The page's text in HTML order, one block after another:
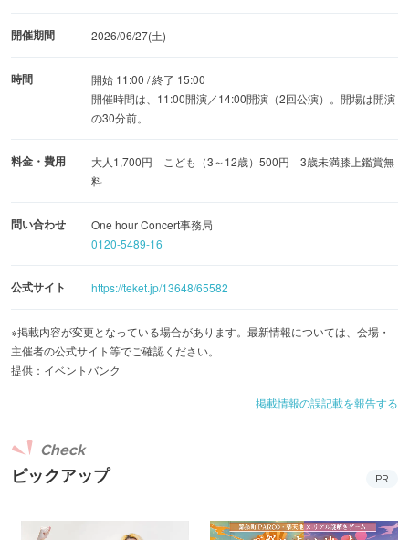
開催期間 2026/06/27(土)
時間
開始 11:00 / 終了 15:00
開催時間は、11:00開演／14:00開演（2回公演）。開場は開演
の30分前。
料金・費用
大人1,700円 こども（3～12歳）500円 3歳未満膝上鑑賞無
料
問い合わせ
One hour Concert事務局
0120-5489-16
公式サイト https://teket.jp/13648/65582
※掲載内容が変更となっている場合があります。最新情報については、会場・
主催者の公式サイト等でご確認ください。
提供：イベントバンク
掲載情報の誤記載を報告する
ピックアップ
Check
PR